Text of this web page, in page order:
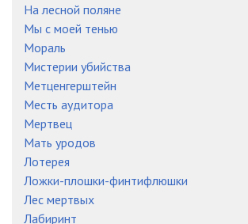
На лесной поляне
Мы с моей тенью
Мораль
Мистерии убийства
Метценгерштейн
Месть аудитора
Мертвец
Мать уродов
Лотерея
Ложки-плошки-финтифлюшки
Лес мертвых
Лабиринт